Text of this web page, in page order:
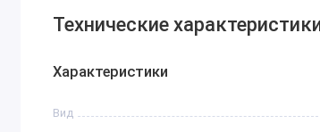
300 / 300C
Town & Country
Технические
Характеристики
Вид